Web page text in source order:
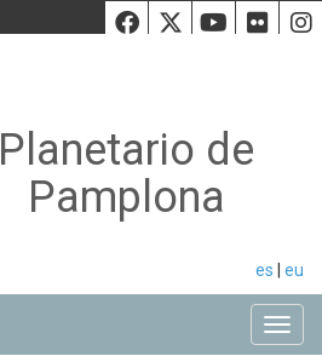
Facebook
Twiiter
Planetario de
Pamplona
es eu